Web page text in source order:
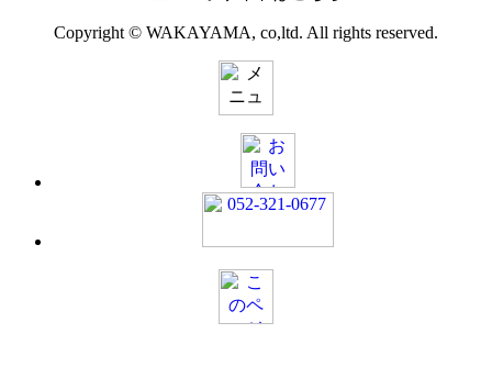
Copyright © WAKAYAMA, co,ltd. All rights reserved.